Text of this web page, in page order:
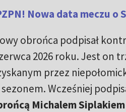
Nowa data meczu o
obrońca podpisał
2026 roku. Jest on
przez
Wcześniej
Michalem Siplakiem